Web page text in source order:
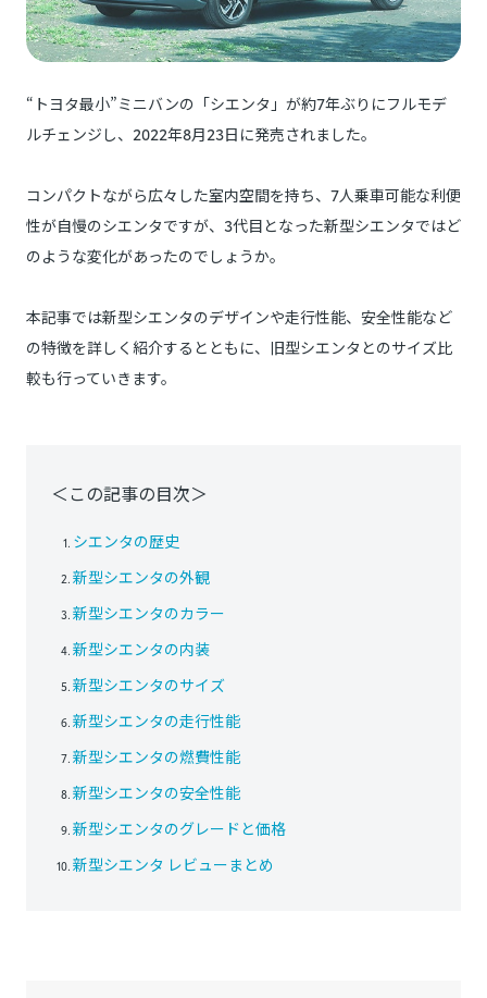
“トヨタ最小”ミニバンの「シエンタ」が約7年ぶりにフルモデ
ルチェンジし、2022年8月23日に発売されました。
コンパクトながら広々した室内空間を持ち、7人乗車可能な利便
性が自慢のシエンタですが、3代目となった新型シエンタではど
のような変化があったのでしょうか。
本記事では新型シエンタのデザインや走行性能、安全性能など
の特徴を詳しく紹介するとともに、旧型シエンタとのサイズ比
較も行っていきます。
＜この記事の目次＞
シエンタの歴史
新型シエンタの外観
新型シエンタのカラー
新型シエンタの内装
新型シエンタのサイズ
新型シエンタの走行性能
新型シエンタの燃費性能
新型シエンタの安全性能
新型シエンタのグレードと価格
新型シエンタ レビューまとめ